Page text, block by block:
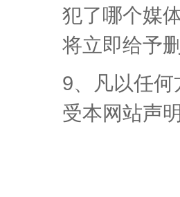
犯了哪个媒
将立即给予删
9、凡以任
受本网站声